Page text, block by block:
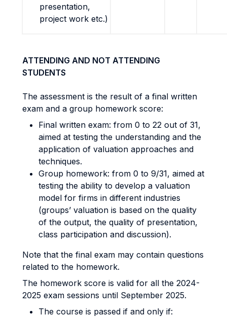
presentation,
project work etc.)
ATTENDING AND NOT ATTENDING
STUDENTS
The assessment is the result of a final written
exam and a group homework score:
Final written exam: from 0 to 22 out of 31,
aimed at testing the understanding and the
application of valuation approaches and
techniques.
Group homework: from 0 to 9/31, aimed at
testing the ability to develop a valuation
model for firms in different industries
(groups’ valuation is based on the quality
of the output, the quality of presentation,
class participation and discussion).
Note that the final exam may contain questions
related to the homework.
The homework score is valid for all the 2024-
2025 exam sessions until September 2025.
The course is passed if and only if: